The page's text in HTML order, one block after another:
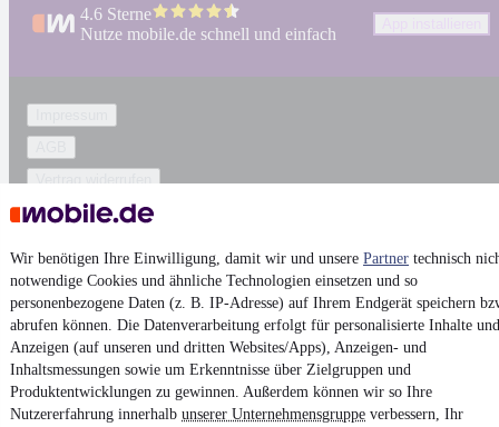
Wir benötigen Ihre Einwilligung, damit wir und unsere Partner technisch
notwendige Cookies und ähnliche Technologien einsetzen und so
personenbezogene Daten (z. B. IP-Adresse) auf Ihrem Endgerät speichern
abrufen können. Die Datenverarbeitung erfolgt für personalisierte Inhalte und
Anzeigen (auf unseren und dritten Websites/Apps), Anzeigen- und
Inhaltsmessungen sowie um Erkenntnisse über Zielgruppen und
Produktentwicklungen zu gewinnen. Außerdem können wir so Ihre
Nutzererfahrung innerhalb unserer Unternehmensgruppe verbessern, Ihr
4.6 Sterne
Nutze mobile.de schnell und einfach
Vertrag widerrufen
Datenschutz
Erklärung zur Barrierefreiheit
Report Security Vulnerability (English)
Powered by